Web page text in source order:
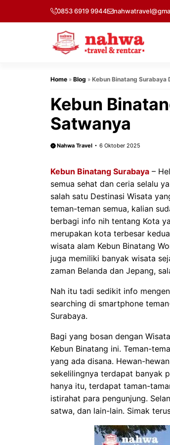
0853 6919 9944
Home » Blog » Kebun Binatang
Kebun
Satwanya
Nahwa Travel 6 Oktober 2025
Kebun Binatang Surabaya –
semua sehat dan ceria selalu
salah satu Destinasi Wisata
teman-teman semua, kalian
berbagi info nih tentang Kota
merupakan kota terbesar
wisata alam Kebun Binatang
juga memiliki banyak wisata
zaman Belanda dan Jepang,
Nah itu tadi sedikit info
searching di smartphone
Surabaya.
Bagi yang bosan dengan
Kebun Binatang ini. Teman-
yang ada disana. Hewan-
sekelilingnya terdapat banyak
hanya itu, terdapat taman-
istirahat para pengunjung.
satwa, dan lain-lain. Simak